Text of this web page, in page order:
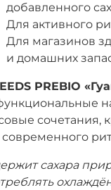
добавленного
Для активного
Для магазинов
и домашних
PREBIO
сочетания,
современного
сахара